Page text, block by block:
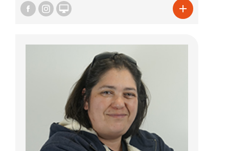
 